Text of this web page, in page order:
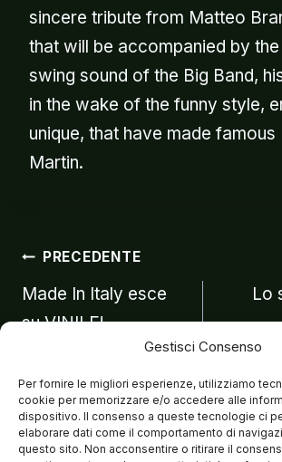
Gestisci Consenso
Per fornire le migliori esperienze, utilizziamo
cookie per memorizzare e/o accedere alle
dispositivo. Il consenso a queste tecnologie ci
elaborare dati come il comportamento di
questo sito. Non acconsentire o ritirare il
sincere tribute from Matteo
that will be accompanied by
swing sound of the Big Band,
in the wake of the funny style,
unique, that have made famous
Martin.
articoli
PRECEDENTE
Made In Italy esce
su VINILE!
Lo